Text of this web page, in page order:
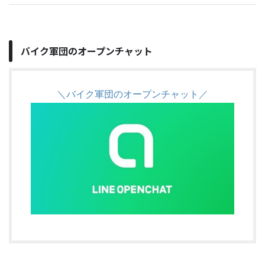
バイク軍団のオープンチャット
＼バイク軍団のオープンチャット／